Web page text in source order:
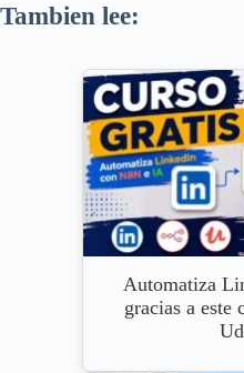
Tambien lee:
Automatiza
gracias a este